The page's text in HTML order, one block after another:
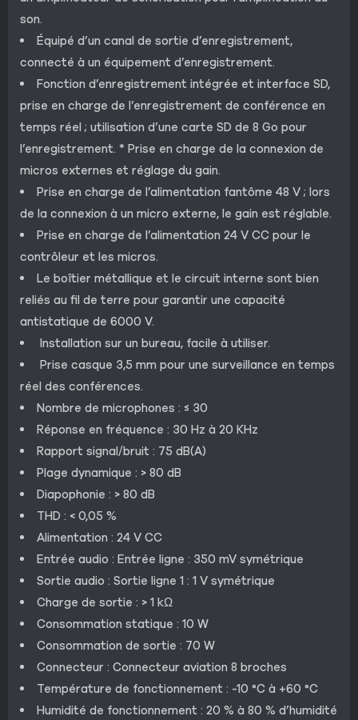
son.
Équipé d’un canal de sortie d’enregistrement,
connecté à un équipement d’enregistrement.
Fonction d’enregistrement intégrée et interface SD,
prise en charge de l’enregistrement de conférence en
temps réel ; utilisation d’une carte SD de 8 Go pour
l’enregistrement. * Prise en charge de la connexion de
micros externes et réglage du gain.
Prise en charge de l’alimentation fantôme 48 V ; lors
de la connexion à un micro externe, le gain est réglable.
Prise en charge de l’alimentation 24 V CC pour le
contrôleur et les micros.
Le boîtier métallique et le circuit interne sont bien
reliés au fil de terre pour garantir une capacité
antistatique de 6000 V.
Installation sur un bureau, facile à utiliser.
Prise casque 3,5 mm pour une surveillance en temps
réel des conférences.
Nombre de microphones : ≤ 30
Réponse en fréquence : 30 Hz à 20 KHz
Rapport signal/bruit : 75 dB(A)
Plage dynamique : > 80 dB
Diapophonie : > 80 dB
THD : < 0,05 %
Alimentation : 24 V CC
Entrée audio : Entrée ligne : 350 mV symétrique
Sortie audio : Sortie ligne 1 : 1 V symétrique
Charge de sortie : > 1 kΩ
Consommation statique : 10 W
Consommation de sortie : 70 W
Connecteur : Connecteur aviation 8 broches
Température de fonctionnement : -10 °C à +60 °C
Humidité de fonctionnement : 20 % à 80 % d’humidité